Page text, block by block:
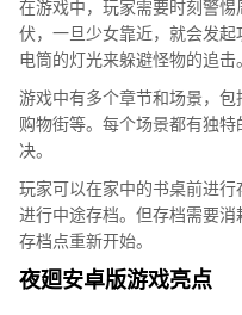
在游戏中，玩家需要时刻警
伏，一旦少女靠近，就会发
电筒的灯光来躲避怪物的追击。
游戏中有多个章节和场景，
购物街等。每个场景都有独
决。
玩家可以在家中的书桌前进
进行中途存档。但存档需要
存档点重新开始。
夜廻安卓版游戏亮点